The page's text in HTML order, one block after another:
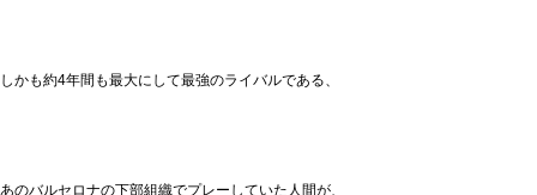
しかも約4年間も最大にして最強のライバルである、
あのバルセロナの下部組織でプレーしていた人間が、